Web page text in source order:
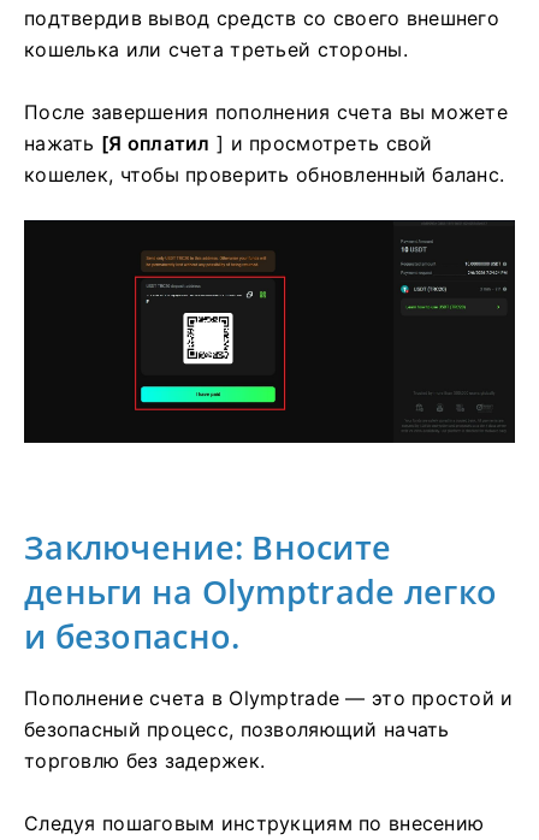
подтвердив вывод средств со своего внешнего
кошелька или счета третьей стороны.
После завершения пополнения счета вы можете
нажать [Я оплатил ] и просмотреть свой
кошелек, чтобы проверить обновленный баланс.
Заключение: Вносите
деньги на Olymptrade легко
и безопасно.
Пополнение счета в Olymptrade — это простой и
безопасный процесс, позволяющий начать
торговлю без задержек.
Следуя пошаговым инструкциям по внесению